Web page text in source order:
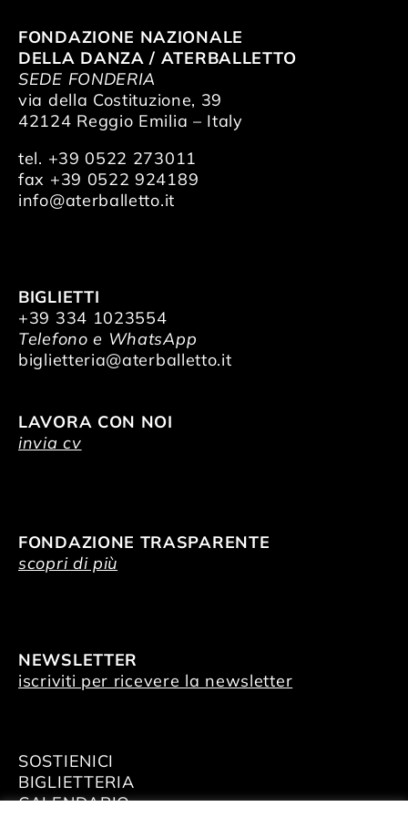
FONDAZIONE NAZIONALE
DELLA DANZA / ATERBALLETTO
SEDE FONDERIA
via della Costituzione, 39
42124 Reggio Emilia – Italy
tel. +39 0522 273011
fax +39 0522 924189
info@aterballetto.it
BIGLIETTI
+39 334 1023554
Telefono e WhatsApp
biglietteria@aterballetto.it
LAVORA CON NOI
invia cv
FONDAZIONE TRASPARENTE
scopri di più
NEWSLETTER
iscriviti per ricevere la newsletter
SOSTIENICI
BIGLIETTERIA
CALENDARIO